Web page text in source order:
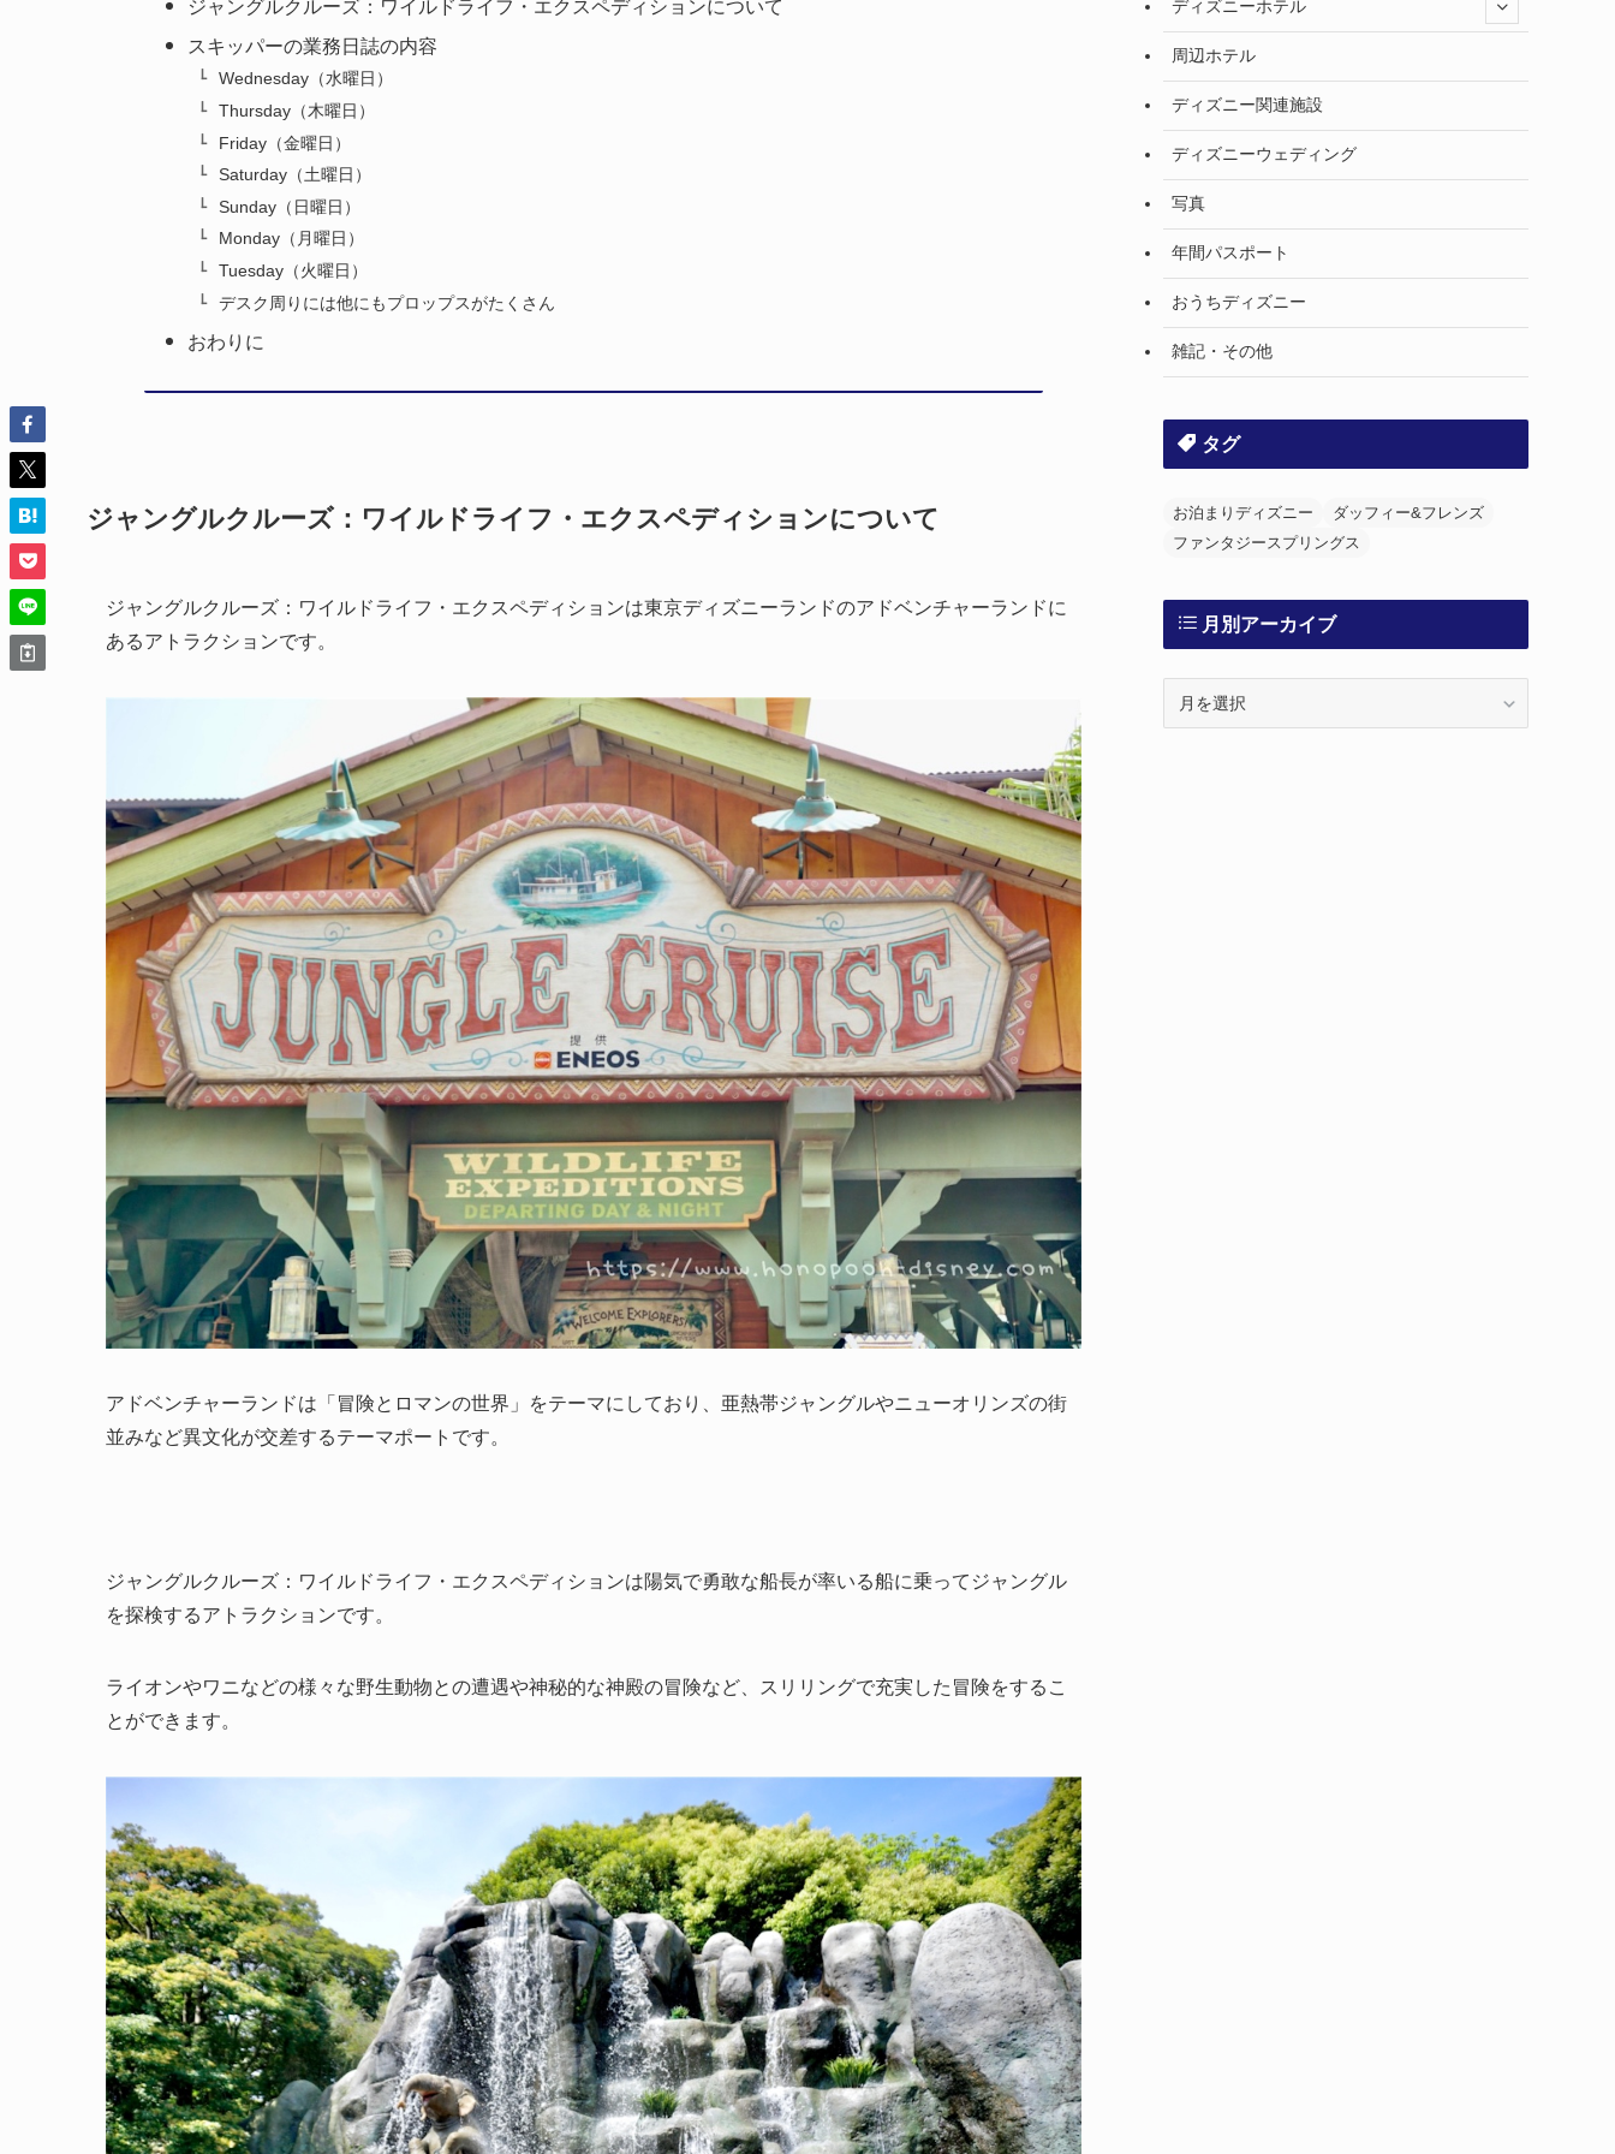
ジャングルクルーズ：ワイルドライフ・エクスペディションについて
スキッパーの業務日誌の内容
Wednesday（水曜日）
Thursday（木曜日）
Friday（金曜日）
Saturday（土曜日）
Sunday（日曜日）
Monday（月曜日）
Tuesday（火曜日）
デスク周りには他にもプロップスがたくさん
おわりに
ジャングルクルーズ：ワイルドライフ・エクスペディションについて
ジャングルクルーズ：ワイルドライフ・エクスペディションは東京ディズニーランドのアドベンチャーランドに
あるアトラクションです。
アドベンチャーランドは「冒険とロマンの世界」をテーマにしており、亜熱帯ジャングルやニューオリンズの街
並みなど異文化が交差するテーマポートです。
ジャングルクルーズ：ワイルドライフ・エクスペディションは陽気で勇敢な船長が率いる船に乗ってジャングル
を探検するアトラクションです。
ライオンやワニなどの様々な野生動物との遭遇や神秘的な神殿の冒険など、スリリングで充実した冒険をするこ
とができます。
ディズニーホテル
周辺ホテル
ディズニー関連施設
ディズニーウェディング
写真
年間パスポート
おうちディズニー
雑記・その他
タグ
お泊まりディズニー
ダッフィー&フレンズ
ファンタジースプリングス
月別アーカイブ